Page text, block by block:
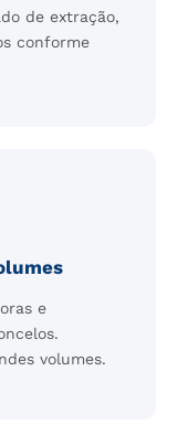
de extração,
conforme
e
volumes.